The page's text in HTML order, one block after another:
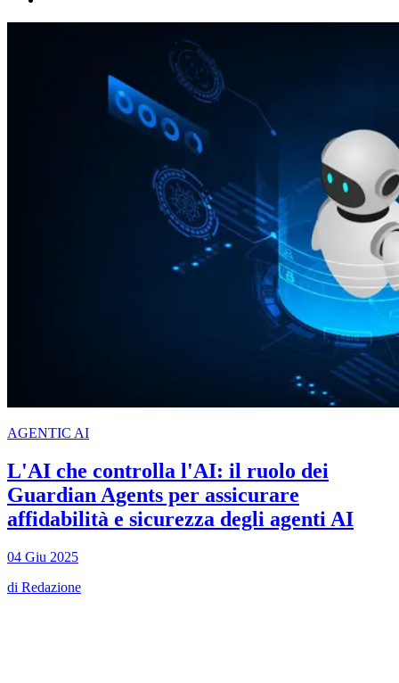
AGENTIC AI
L'AI che controlla l'AI: il ruolo dei
Guardian Agents per assicurare
affidabilità e sicurezza degli agenti AI
04 Giu 2025
di Redazione